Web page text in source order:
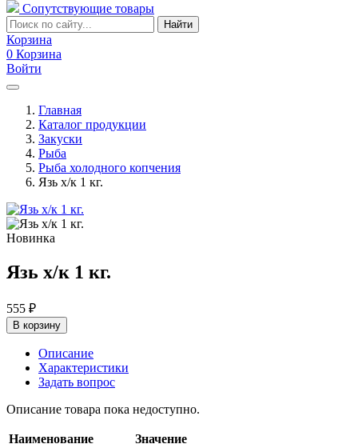
Сопутствующие товары
Найти
Корзина
0 Корзина
Войти
Главная
Каталог продукции
Закуски
Рыба
Рыба холодного копчения
Язь х/к 1 кг.
Новинка
Язь х/к 1 кг.
555 ₽
В корзину
Описание
Характеристики
Задать вопрос
Описание товара пока недоступно.
Наименование
Значение